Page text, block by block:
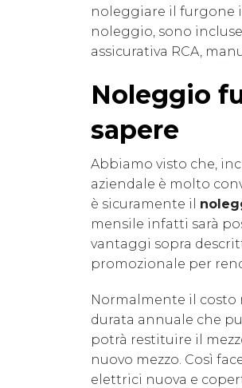
noleggiare il furgone
noleggio, sono
assicurativa RCA,
Noleggio
sapere
Abbiamo visto che,
aziendale è molto
è sicuramente il
mensile infatti sarà
vantaggi sopra
promozionale per
Normalmente il
durata annuale che
potrà restituire il
nuovo mezzo. Così
elettrici nuova e